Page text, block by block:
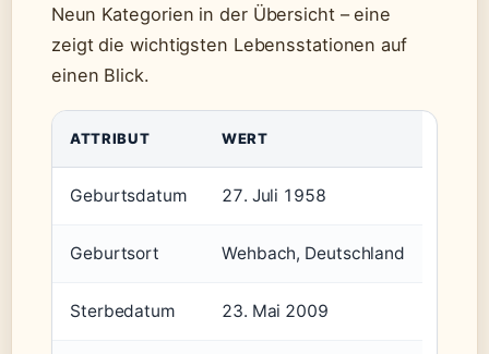
Neun Kategorien in der Übersicht – eine
zeigt die wichtigsten Lebensstationen auf
einen Blick.
ATTRIBUT WERT
Geburtsdatum 27. Juli 1958
Geburtsort Wehbach, Deutschland
Sterbedatum 23. Mai 2009